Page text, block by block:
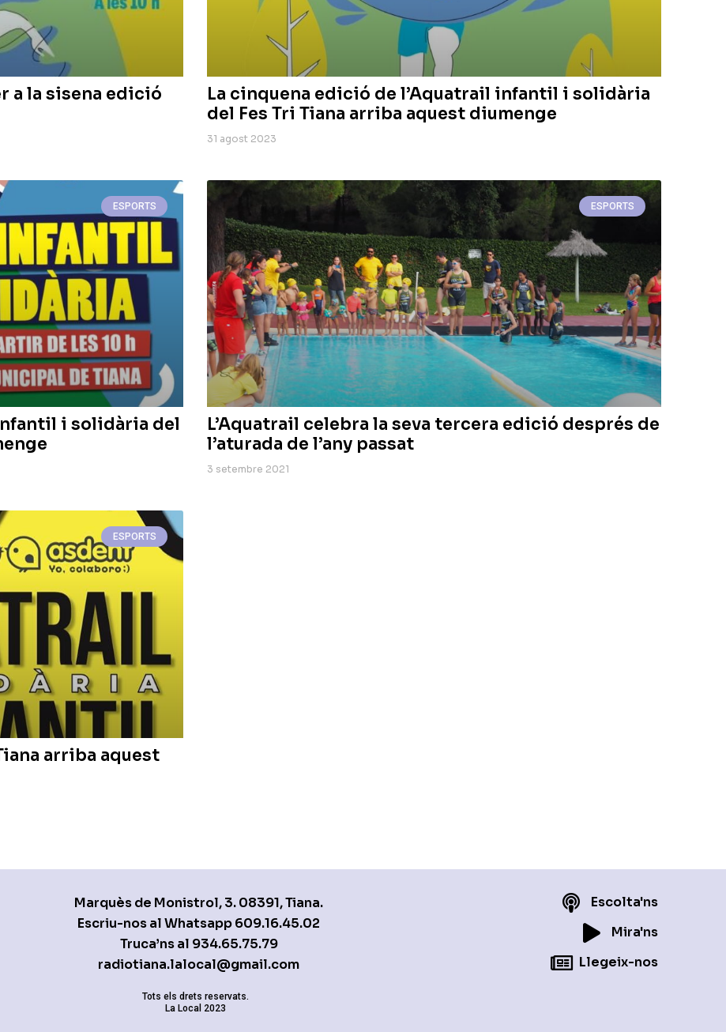
a la sisena edició
La cinquena edició de l’Aquatrail infantil i solidària
del Fes Tri Tiana arriba aquest diumenge
31 agost 2023
ESPORTS
i solidària del
ESPORTS
L’Aquatrail celebra la seva tercera edició després de
l’aturada de l’any passat
3 setembre 2021
ESPORTS
arriba aquest
Marquès de Monistrol, 3. 08391, Tiana.
Escriu-nos al Whatsapp609.16.45.02
Truca’ns al 934.65.75.79
radiotiana.lalocal@gmail.com
Escolta'ns
Mira'ns
Llegeix-nos
Tots els drets reservats.
La Local 2023